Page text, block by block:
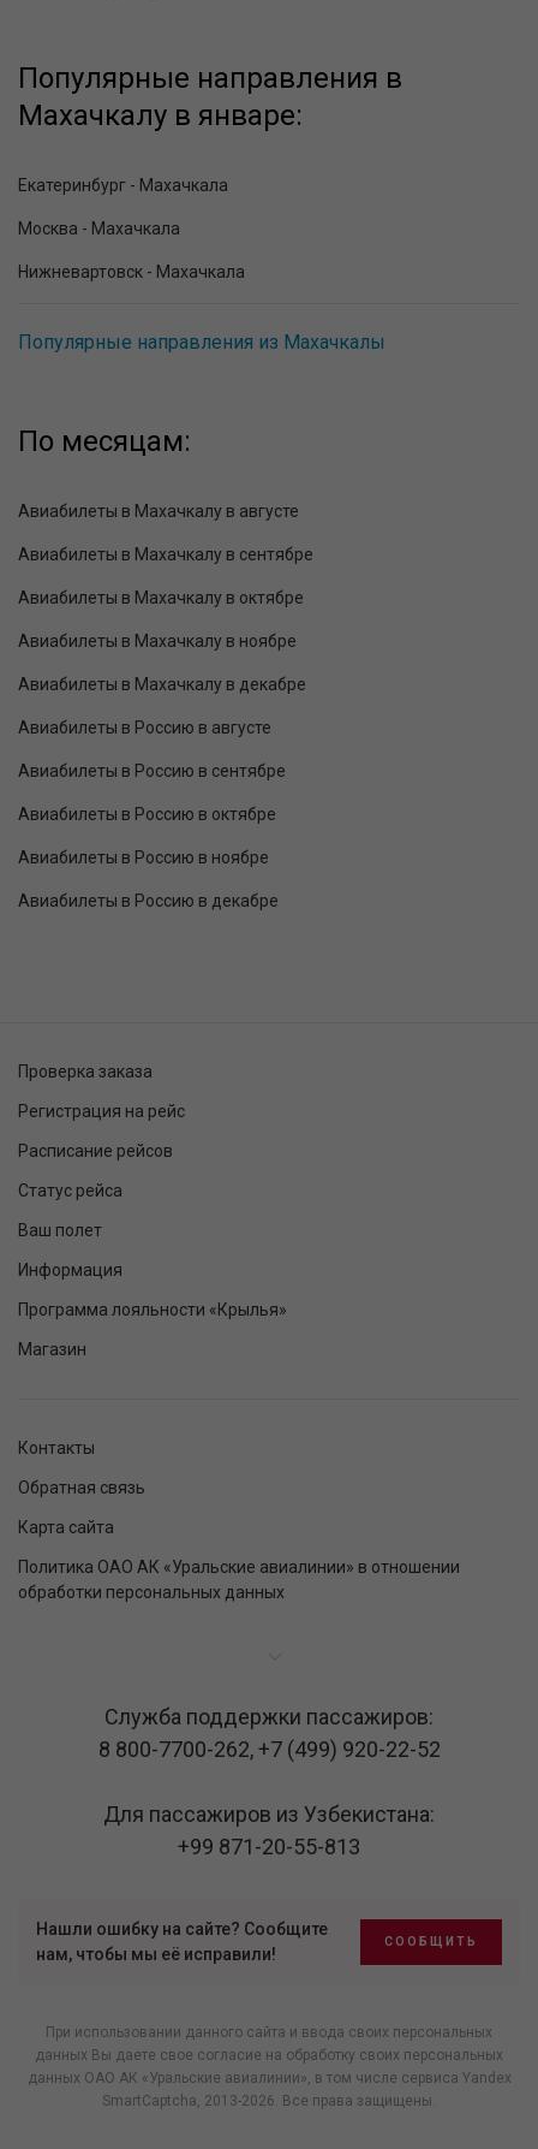
Популярные направления в
Махачкалу в январе:
Екатеринбург - Махачкала
Москва - Махачкала
Нижневартовск - Махачкала
Популярные направления из Махачкалы
По месяцам:
Авиабилеты в Махачкалу в августе
Авиабилеты в Махачкалу в сентябре
Авиабилеты в Махачкалу в октябре
Авиабилеты в Махачкалу в ноябре
Авиабилеты в Махачкалу в декабре
Авиабилеты в Россию в августе
Авиабилеты в Россию в сентябре
Авиабилеты в Россию в октябре
Авиабилеты в Россию в ноябре
Авиабилеты в Россию в декабре
Проверка заказа
Регистрация на рейс
Расписание рейсов
Статус рейса
Ваш полет
Информация
Программа лояльности «Крылья»
Магазин
Контакты
Обратная связь
Карта сайта
Политика ОАО АК «Уральские авиалинии» в отношении
обработки персональных данных
Служба поддержки пассажиров:
8 800-7700-262,+7 (499) 920-22-52
Для пассажиров из Узбекистана:
+99 871-20-55-813
Нашли ошибку на сайте? Сообщите
нам, чтобы мы её исправили!
СООБЩИТЬ
При использовании данного сайта и ввода своих персональных
данных Вы даете свое согласие на обработку своих персональных
данных ОАО АК «Уральские авиалинии», в том числе сервиса Yandex
SmartCaptcha, 2013-2026. Все права защищены.